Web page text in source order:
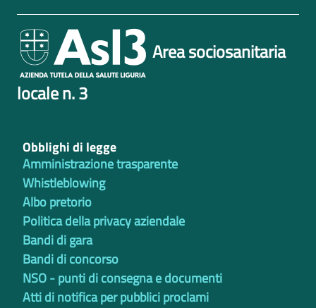
Area sociosanitaria
locale n. 3
Obblighi di legge
Amministrazione trasparente
Whistleblowing
Albo pretorio
Politica della privacy aziendale
Bandi di gara
Bandi di concorso
NSO - punti di consegna e documenti
Atti di notifica per pubblici proclami